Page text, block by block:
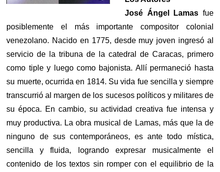
José Ángel Lamas fue
posiblemente el más importante compositor colonial
venezolano. Nacido en 1775, desde muy joven ingresó al
servicio de la tribuna de la catedral de Caracas, primero
como tiple y luego como bajonista. Allí permaneció hasta
su muerte, ocurrida en 1814. Su vida fue sencilla y siempre
transcurrió al margen de los sucesos políticos y militares de
su época. En cambio, su actividad creativa fue intensa y
muy productiva. La obra musical de Lamas, más que la de
ninguno de sus contemporáneos, es ante todo mística,
sencilla y fluida, logrando expresar musicalmente el
contenido de los textos sin romper con el equilibrio de la